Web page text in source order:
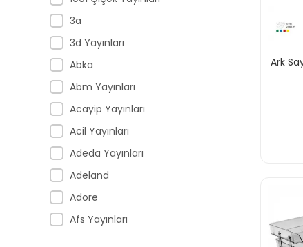
3a
3d Yayınları
Abka
Abm Yayınları
Acayip Yayınları
Acil Yayınları
Adeda Yayınları
Adeland
Adore
Afs Yayınları
Ark